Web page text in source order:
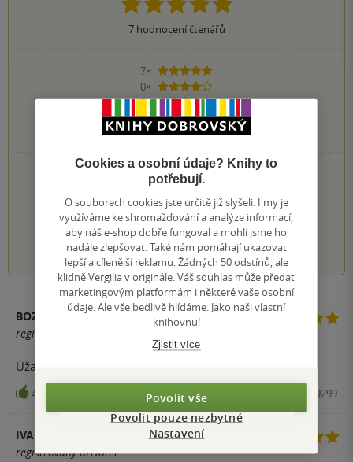
7hodnocení čtenářů
7×
5 hvězdiček
0×
4 hvězdičky
0×
0×
2 hvězdičky
0×
1 hvezdička
PŘIDEJTE SVÉ HODNOCENÍ KNIHY
Hodnocení našich knihkupců: 0.0 z 5
1 2 3 4 5
BOZKOBOB MARTIN VANĚK
registrovaný uživatel
Úžasné, vtipné, pohodové čtení. Vracím se.
44 Kniha, Olympia, 2004, 9788070339299
IVA BURDOVÁ
registrovaný uživatel
Cookies a osobní údaje? Knihy to
potřebují.
O souborech cookies jste určitě již slyšeli. I my je
využíváme ke shromažďování a analýze informací,
aby náš e-shop dobře fungoval a mohli jsme ho
nadále zlepšovat. Také nám pomáhají ukazovat
lepší a cílenější reklamu. Žádných 50 odstínů, ale
klidně Vergilia v originále. Váš souhlas může předat
marketingovým platformám i některé vaše osobní
údaje. Ale vše bedlivě hlídáme. Jako naši vlastní
knihovnu!
Zjistit více
Povolit vše
Povolit pouze nezbytné
Nastavení